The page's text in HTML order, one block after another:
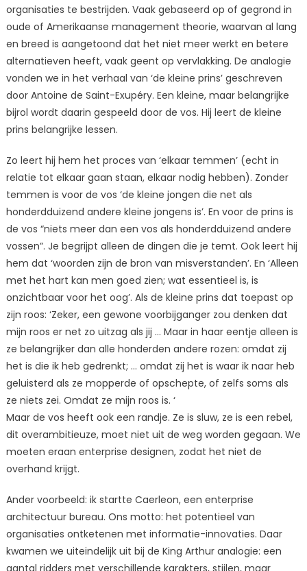
organisaties te bestrijden. Vaak gebaseerd op of gegrond in
oude of Amerikaanse management theorie, waarvan al lang
en breed is aangetoond dat het niet meer werkt en betere
alternatieven heeft, vaak geent op vervlakking. De analogie
vonden we in het verhaal van ‘de kleine prins’ geschreven
door Antoine de Saint-Exupéry. Een kleine, maar belangrijke
bijrol wordt daarin gespeeld door de vos. Hij leert de kleine
prins belangrijke lessen.
Zo leert hij hem het proces van ‘elkaar temmen’ (echt in
relatie tot elkaar gaan staan, elkaar nodig hebben). Zonder
temmen is voor de vos ‘de kleine jongen die net als
honderdduizend andere kleine jongens is’. En voor de prins is
de vos “niets meer dan een vos als honderdduizend andere
vossen”. Je begrijpt alleen de dingen die je temt. Ook leert hij
hem dat ‘woorden zijn de bron van misverstanden’. En ‘Alleen
met het hart kan men goed zien; wat essentieel is, is
onzichtbaar voor het oog’. Als de kleine prins dat toepast op
zijn roos: ‘Zeker, een gewone voorbijganger zou denken dat
mijn roos er net zo uitzag als jij … Maar in haar eentje alleen is
ze belangrijker dan alle honderden andere rozen: omdat zij
het is die ik heb gedrenkt; … omdat zij het is waar ik naar heb
geluisterd als ze mopperde of opschepte, of zelfs soms als
ze niets zei. Omdat ze mijn roos is. ‘
Maar de vos heeft ook een randje. Ze is sluw, ze is een rebel,
dit overambitieuze, moet niet uit de weg worden gegaan. We
moeten eraan enterprise designen, zodat het niet de
overhand krijgt.
Ander voorbeeld: ik startte Caerleon, een enterprise
architectuur bureau. Ons motto: het potentieel van
organisaties ontketenen met informatie-innovaties. Daar
kwamen we uiteindelijk uit bij de King Arthur analogie: een
aantal ridders met verschillende karakters, stijlen, maar